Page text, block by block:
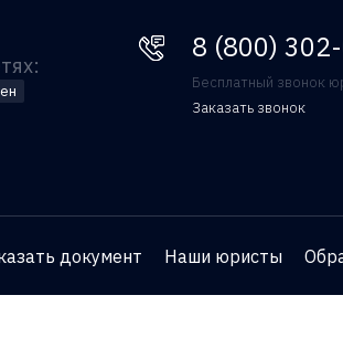
8 (800)
Бесплатный звонок
Заказать звонок
и юрист перезвонит вам
консультации
документ Наши юристы